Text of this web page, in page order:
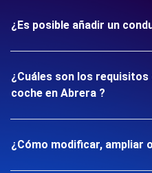
¿Es posible añadir un
¿Cuáles son los requisitos
coche en Abrera ?
¿Cómo modificar, ampliar